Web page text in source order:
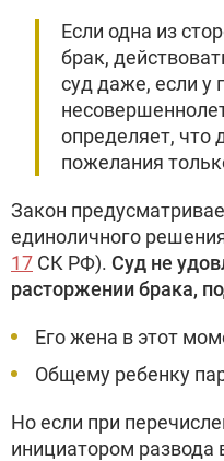
Если одна из
брак,
суд даже, если у
определяет, что
пожелания
Закон
единоличного
17 СК РФ). Суд не
расторжении брака,
Его жена в этот
Общему ребенку
Но если при
инициатором развода